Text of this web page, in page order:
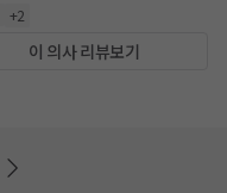
+2
이 의사 리뷰보기